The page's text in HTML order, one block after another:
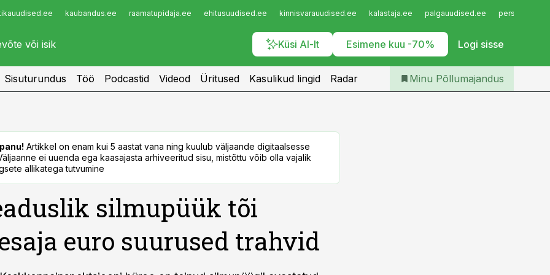
kaubandus.ee raamatupidaja.ee ehitusuudised.ee kinnisvarauudised.ee kalastaja.ee palgauudised.ee
Küsi AI-lt Esimene kuu -70% Logi sisse
Infopank
Iseteenindus
Telli Põllumajandus
Sisuturundus Töö Podcastid Videod Üritused Kasulikud lingid Radar Minu Põllumajandus
Artikkel on enam kui 5 aastat vana ning kuulub väljaande digitaalsesse
ei uuenda ega kaasajasta arhiveeritud sisu, mistõttu võib olla vajalik
allikatega tutvumine
silmupüük tõi
euro suurused trahvid